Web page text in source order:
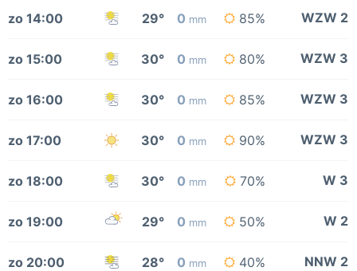
zo 14:00 29° 0 mm 85% WZW 2
zo 15:00 30° 0 mm 80% WZW 3
zo 16:00 30° 0 mm 85% WZW 3
zo 17:00 30° 0 mm 90% WZW 3
zo 18:00 30° 0 mm 70% W 3
zo 19:00 29° 0 mm 50% W 2
zo 20:00 28° 0 mm 40% NNW 2